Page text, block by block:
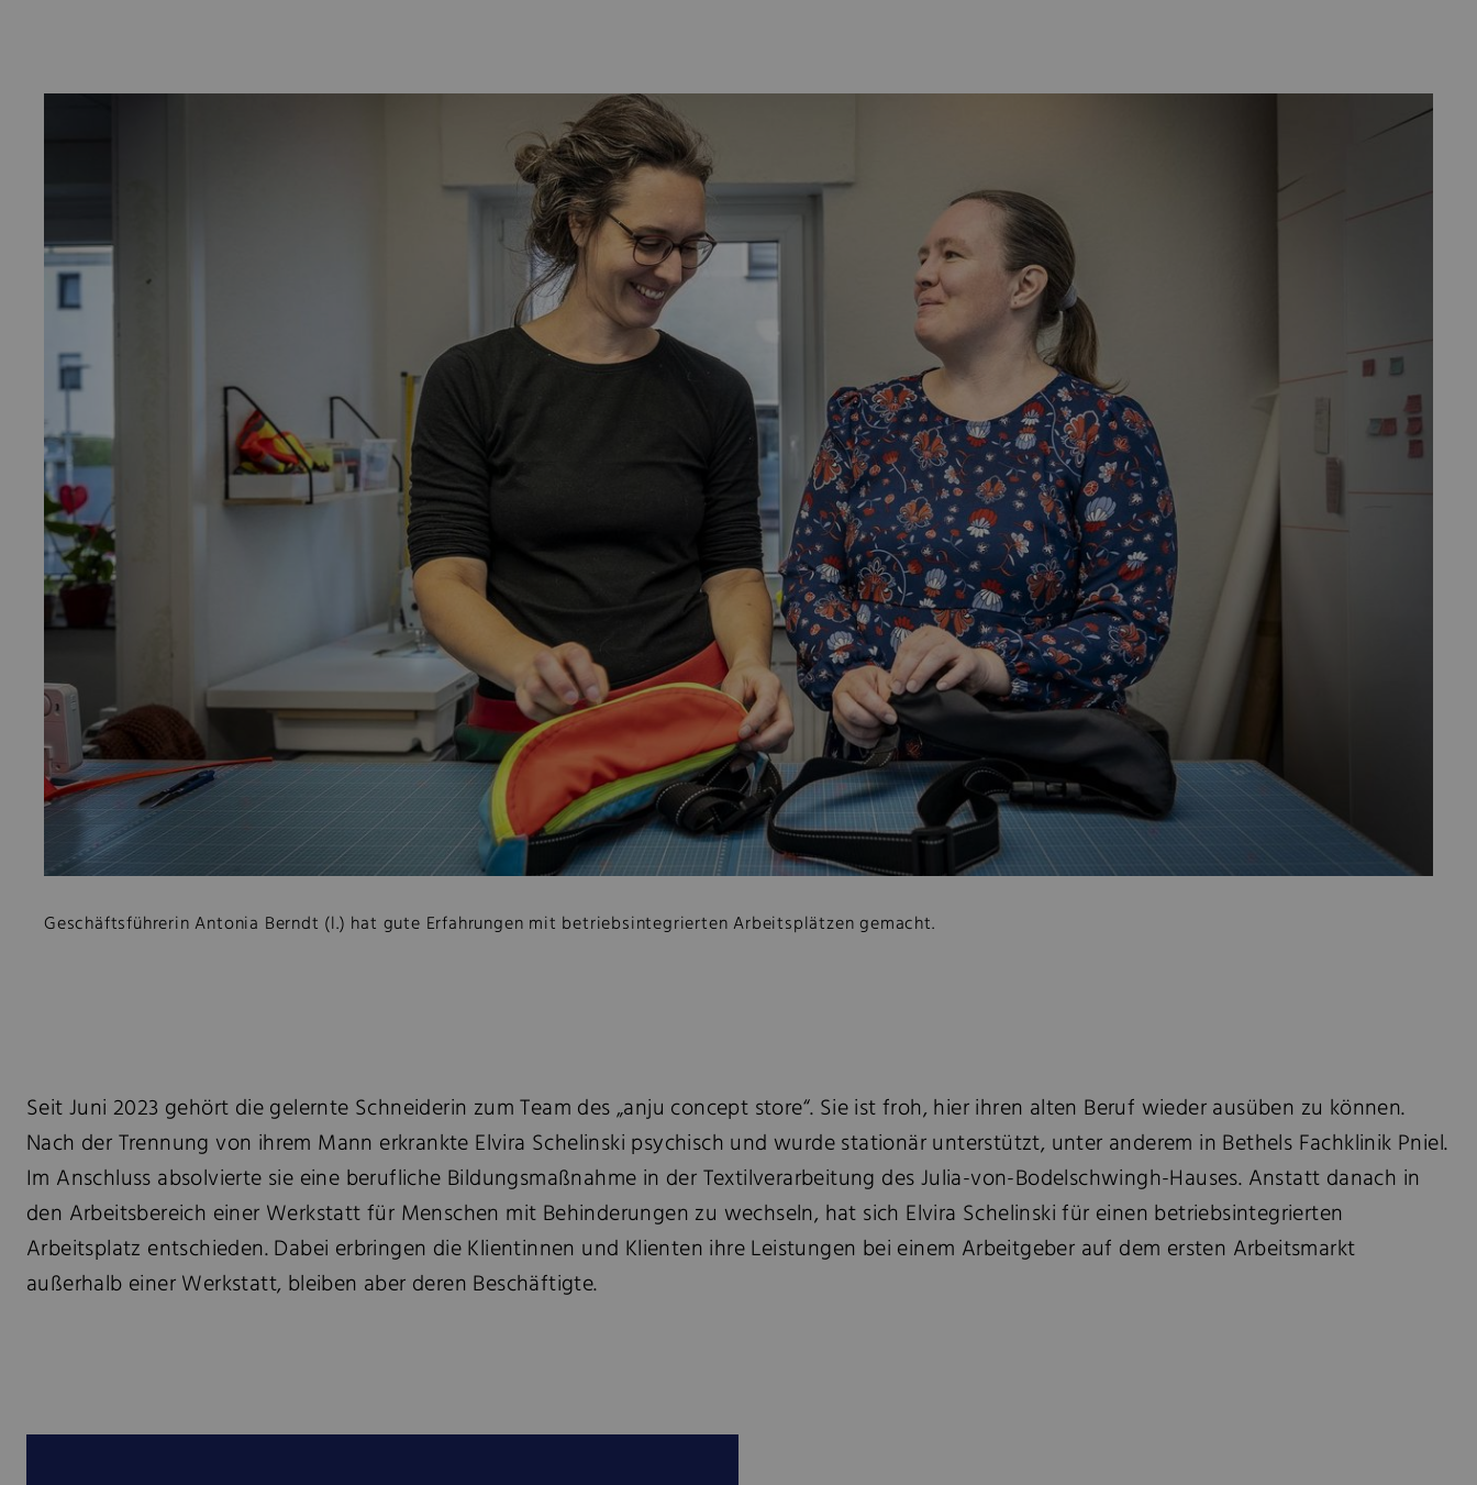
Geschäftsführerin Antonia Berndt (l.) hat gute Erfahrungen mit betriebsintegrierten Arbeitsplätzen gemacht.
Seit Juni 2023 gehört die gelernte Schneiderin zum Team des „anju concept store“. Sie ist froh, hier ihren alten Beruf wieder ausüben zu können.
Nach der Trennung von ihrem Mann erkrankte Elvira Schelinski psychisch und wurde stationär unterstützt, unter anderem in Bethels Fachklinik Pniel.
Im Anschluss absolvierte sie eine berufliche Bildungsmaßnahme in der Textilverarbeitung des Julia-von-Bodelschwingh-Hauses. Anstatt danach in
den Arbeitsbereich einer Werkstatt für Menschen mit Behinderungen zu wechseln, hat sich Elvira Schelinski für einen betriebsintegrierten
Arbeitsplatz entschieden. Dabei erbringen die Klientinnen und Klienten ihre Leistungen bei einem Arbeitgeber auf dem ersten Arbeitsmarkt
außerhalb einer Werkstatt, bleiben aber deren Beschäftigte.